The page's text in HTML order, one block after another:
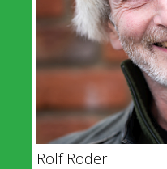
Rolf Röder